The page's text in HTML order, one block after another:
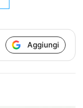
Aggiungi